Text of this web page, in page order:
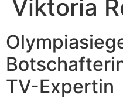
Viktoria
TV-Expertin